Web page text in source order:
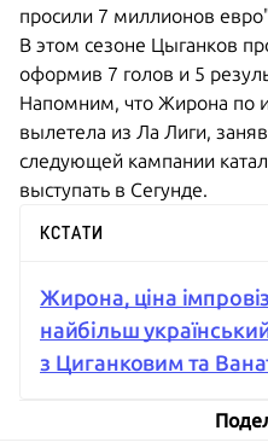
просили 7 миллионов
В этом сезоне Цыганков
оформив 7 голов и 5
Напомним, что Жирона по
вылетела из Ла Лиги,
следующей кампании
выступать в Сегунде.
КСТАТИ
Жирона, ціна
найбільш
з Циганковим та